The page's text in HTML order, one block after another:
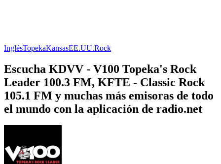
InglésTopekaKansasEE.UU.Rock
Escucha KDVV - V100 Topeka's Rock
Leader 100.3 FM, KFTE - Classic Rock
105.1 FM y muchas más emisoras de todo
el mundo con la aplicación de radio.net